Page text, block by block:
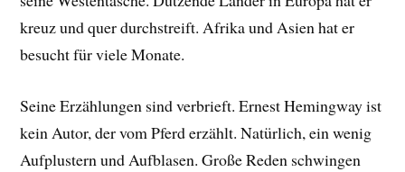
kreuz und quer durchstreift. Afrika und Asien hat er
besucht für viele Monate.
Seine Erzählungen sind verbrieft. Ernest Hemingway ist
kein Autor, der vom Pferd erzählt. Natürlich, ein wenig
Aufplustern und Aufblasen. Große Reden schwingen